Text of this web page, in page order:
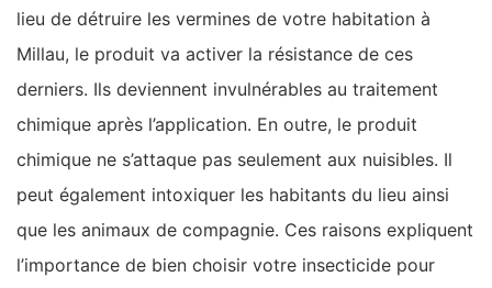
lieu de détruire les vermines de votre habitation à
Millau, le produit va activer la résistance de ces
derniers. Ils deviennent invulnérables au traitement
chimique après l’application. En outre, le produit
chimique ne s’attaque pas seulement aux nuisibles. Il
peut également intoxiquer les habitants du lieu ainsi
que les animaux de compagnie. Ces raisons expliquent
l’importance de bien choisir votre insecticide pour